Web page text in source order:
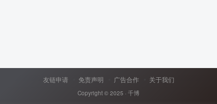
友链申请 免责声明 广告合作 关于我们
Copyright © 2025 · 千博